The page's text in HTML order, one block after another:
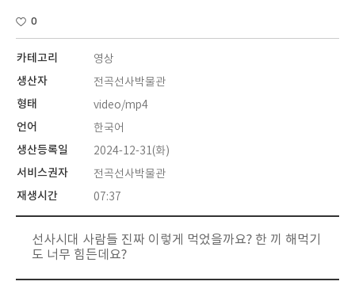
0
카테고리 영상
생산자 전곡선사박물관
형태 video/mp4
언어 한국어
생산등록일 2024-12-31(화)
서비스권자 전곡선사박물관
재생시간 07:37
선사시대 사람들 진짜 이렇게 먹었을까요? 한 끼 해먹기
도 너무 힘든데요?